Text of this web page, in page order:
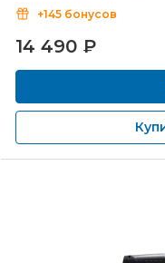
+145 бонусов
14 490 ₽